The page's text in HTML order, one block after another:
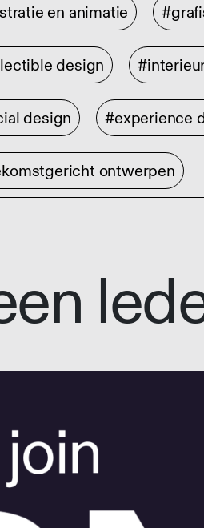
en animatie
design
design #experience
ontwerpen